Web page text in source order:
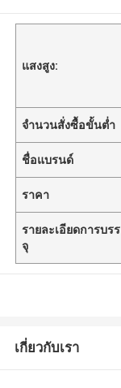
แสงสูง:
จำนวนสั่งซื้อขั้นต่ำ
ชื่อแบรนด์
ราคา
รายละเอียดการบรร
จุ
เกี่ยวกับเรา